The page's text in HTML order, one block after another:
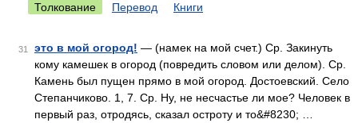
Толкование Перевод Книги
31 это в мой огород! — (намек на мой счет.) Ср. Закинуть
кому камешек в огород (повредить словом или делом). Ср.
Камень был пущен прямо в мой огород. Достоевский. Село
Степанчиково. 1, 7. Ср. Ну, не несчастье ли мое? Человек в
первый раз, отродясь, сказал остроту и то&#8230; …